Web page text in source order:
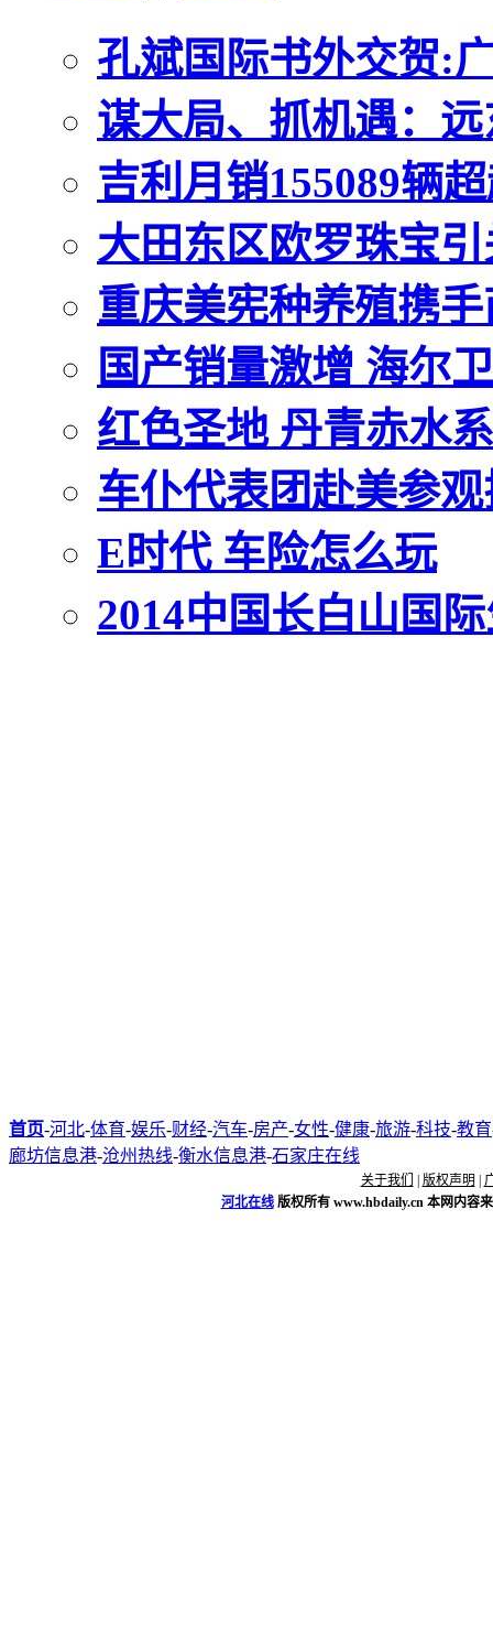
孔斌国际书外交贺:
谋大局、抓机遇：
吉利月销155089辆
大田东区欧罗珠宝
重庆美宪种养殖携
国产销量激增 海尔
红色圣地 丹青赤水
车仆代表团赴美参
E时代 车险怎么玩
2014中国长白山国
首页-河北-体育-娱乐-财经-汽车-房产-女性-健康-旅游-科技-教育
廊坊信息港-沧州热线-衡水信息港-石家庄在线
关于我们 | 版权声明 |
河北在线版权所有 www.hbdaily.cn 本网内容